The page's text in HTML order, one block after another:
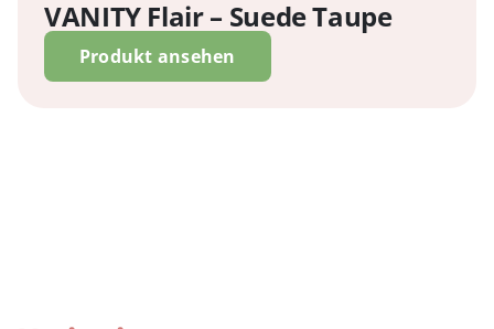
VANITY Flair – Suede Taupe
Produkt ansehen